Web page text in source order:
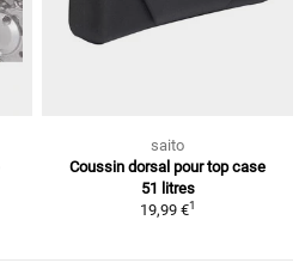
saito
Coussin dorsal pour top case
51 litres
19,99 €1